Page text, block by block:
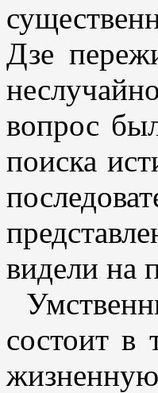
Дзе
вопрос
поиска
видели на
состоит в